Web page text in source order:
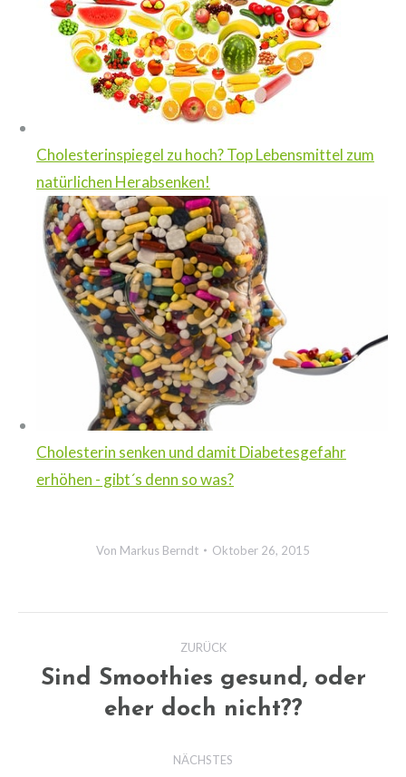
Cholesterinspiegel zu hoch? Top Lebensmittel zum
natürlichen Herabsenken!
Cholesterin senken und damit Diabetesgefahr
erhöhen - gibt´s denn so was?
Von Markus Berndt Oktober 26, 2015
Kommentarnavigation
ZURÜCK
Vorheriger
Beitrag:
Sind Smoothies gesund, oder
eher doch nicht??
NÄCHSTES